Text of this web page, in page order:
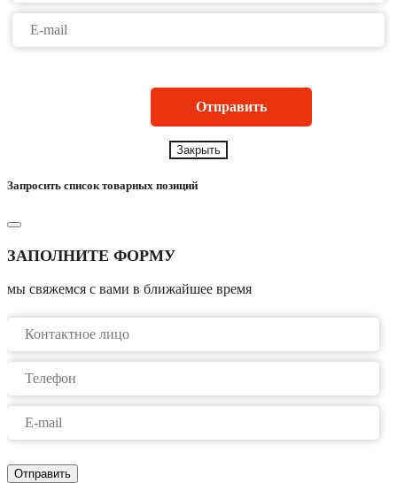
Закрыть
Запросить список товарных позиций
ЗАПОЛНИТЕ ФОРМУ
мы свяжемся с вами в ближайшее время